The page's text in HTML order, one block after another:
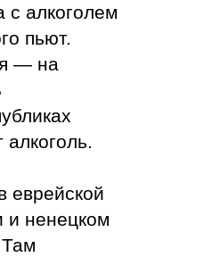
с алкоголем
пьют.
— на
алкоголь.
еврейской
и ненецком